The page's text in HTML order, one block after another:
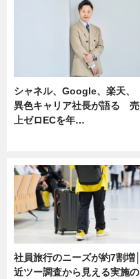
シャネル、Google、楽天、
異色キャリア社長が語る 売
上ゼロECを年…
社員旅行のニーズが約7割増│
近ツー調査から見える実施の